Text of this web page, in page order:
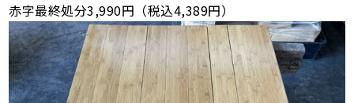
赤字最終処分3,990円（税込4,389円）